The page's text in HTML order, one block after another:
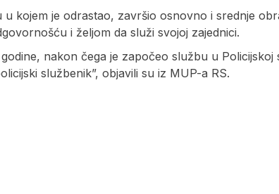
u kojem je odrastao, završio osnovno i srednje
i željom da služi svojoj zajednici.
nakon čega je započeo službu u Policijskoj
službenik”, objavili su iz MUP-a RS.